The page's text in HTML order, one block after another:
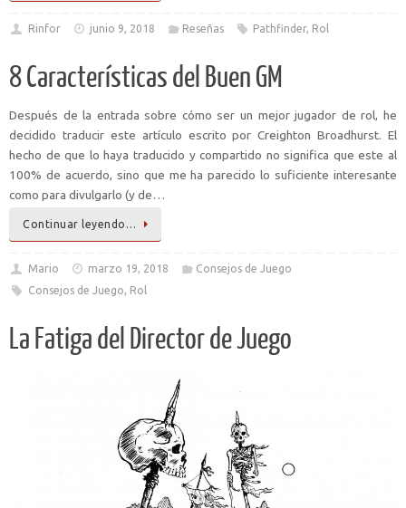
Rinfor junio 9, 2018 Reseñas Pathfinder, Rol
8 Características del Buen GM
Después de la entrada sobre cómo ser un mejor jugador de rol, he
decidido traducir este artículo escrito por Creighton Broadhurst. El
hecho de que lo haya traducido y compartido no significa que este al
100% de acuerdo, sino que me ha parecido lo suficiente interesante
como para divulgarlo (y de…
Continuar leyendo…
Mario marzo 19, 2018
Consejos de Juego
Consejos de Juego, Rol
La Fatiga del Director de Juego